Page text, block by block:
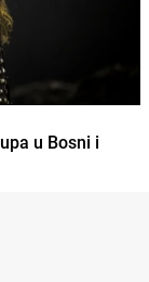
u Bosni i